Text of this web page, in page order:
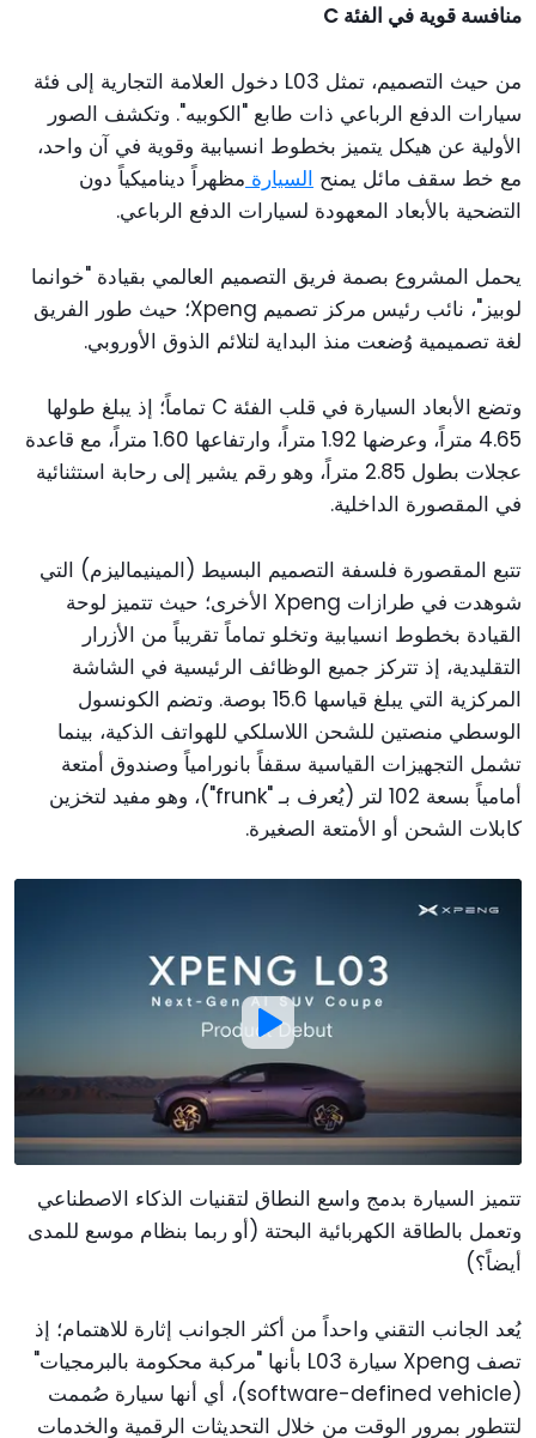
منافسة قوية في الفئة C
من حيث التصميم، تمثل L03 دخول العلامة التجارية إلى فئة
سيارات الدفع الرباعي ذات طابع "الكوبيه". وتكشف الصور
الأولية عن هيكل يتميز بخطوط انسيابية وقوية في آن واحد،
مع خط سقف مائل يمنح السيارة مظهراً ديناميكياً دون
التضحية بالأبعاد المعهودة لسيارات الدفع الرباعي.
يحمل المشروع بصمة فريق التصميم العالمي بقيادة "خوانما
لوبيز"، نائب رئيس مركز تصميم Xpeng؛ حيث طور الفريق
لغة تصميمية وُضعت منذ البداية لتلائم الذوق الأوروبي.
وتضع الأبعاد السيارة في قلب الفئة C تماماً؛ إذ يبلغ طولها
4.65 متراً، وعرضها 1.92 متراً، وارتفاعها 1.60 متراً، مع قاعدة
عجلات بطول 2.85 متراً، وهو رقم يشير إلى رحابة استثنائية
في المقصورة الداخلية.
تتبع المقصورة فلسفة التصميم البسيط (المينيماليزم) التي
شوهدت في طرازات Xpeng الأخرى؛ حيث تتميز لوحة
القيادة بخطوط انسيابية وتخلو تماماً تقريباً من الأزرار
التقليدية، إذ تتركز جميع الوظائف الرئيسية في الشاشة
المركزية التي يبلغ قياسها 15.6 بوصة. وتضم الكونسول
الوسطي منصتين للشحن اللاسلكي للهواتف الذكية، بينما
تشمل التجهيزات القياسية سقفاً بانورامياً وصندوق أمتعة
أمامياً بسعة 102 لتر (يُعرف بـ "frunk")، وهو مفيد لتخزين
كابلات الشحن أو الأمتعة الصغيرة.
تتميز السيارة بدمج واسع النطاق لتقنيات الذكاء الاصطناعي
وتعمل بالطاقة الكهربائية البحتة (أو ربما بنظام موسع للمدى
أيضاً؟)
يُعد الجانب التقني واحداً من أكثر الجوانب إثارة للاهتمام؛ إذ
تصف Xpeng سيارة L03 بأنها "مركبة محكومة بالبرمجيات"
(software-defined vehicle)، أي أنها سيارة صُممت
لتتطور بمرور الوقت من خلال التحديثات الرقمية والخدمات